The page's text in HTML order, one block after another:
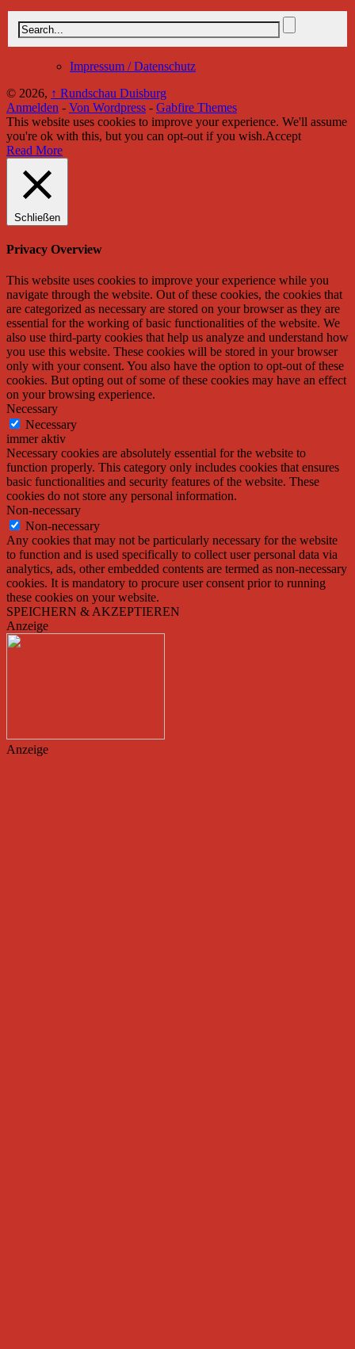
Impressum / Datenschutz
© 2026, ↑ Rundschau Duisburg
Anmelden - Von Wordpress - Gabfire Themes
This website uses cookies to improve your experience. We'll assume
you're ok with this, but you can opt-out if you wish.Accept
Read More
Schließen
Privacy Overview
This website uses cookies to improve your experience while you
navigate through the website. Out of these cookies, the cookies that
are categorized as necessary are stored on your browser as they are
essential for the working of basic functionalities of the website. We
also use third-party cookies that help us analyze and understand how
you use this website. These cookies will be stored in your browser
only with your consent. You also have the option to opt-out of these
cookies. But opting out of some of these cookies may have an effect
on your browsing experience.
Necessary
Necessary
immer aktiv
Necessary cookies are absolutely essential for the website to
function properly. This category only includes cookies that ensures
basic functionalities and security features of the website. These
cookies do not store any personal information.
Non-necessary
Non-necessary
Any cookies that may not be particularly necessary for the website
to function and is used specifically to collect user personal data via
analytics, ads, other embedded contents are termed as non-necessary
cookies. It is mandatory to procure user consent prior to running
these cookies on your website.
SPEICHERN & AKZEPTIEREN
Anzeige
Anzeige